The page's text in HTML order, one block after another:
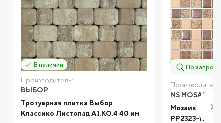
В наличии
Производитель:
ВЫБОР
Тротуарная плитка Выбор
Классико Листопад А.1.КО.4 40 мм
По запросу
NS MOSAIC
Мозаика NS
PP2323-17